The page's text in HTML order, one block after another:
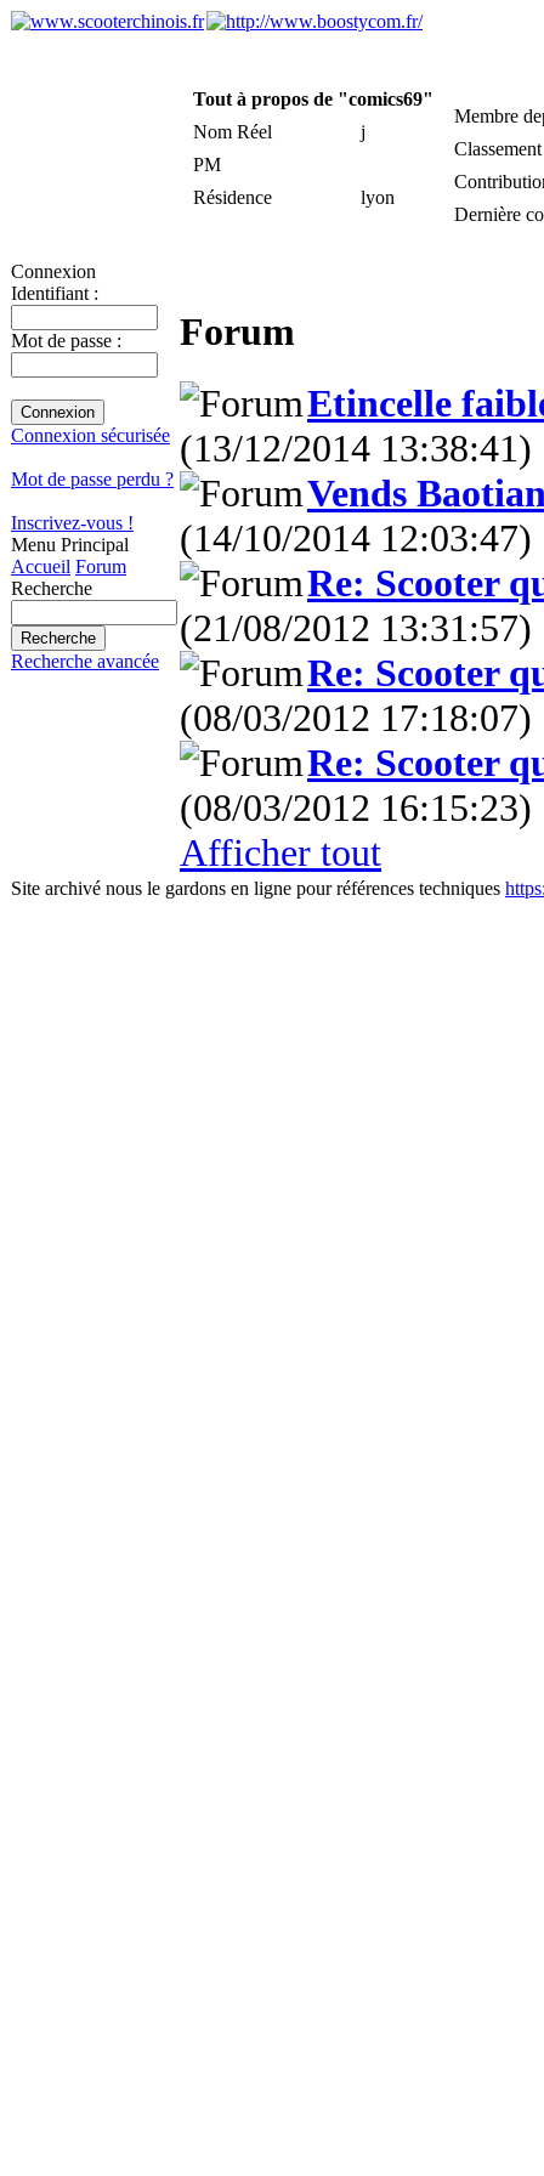
Connexion
Identifiant :
Mot de passe :
Connexion sécurisée
Mot de passe perdu ?
Inscrivez-vous !
Menu Principal
Accueil Forum
Recherche
Recherche avancée
Tout à propos de "comics69"
Nom Réel
j
PM
Résidence
lyon
Membre
Classement
Dernière
Forum
Etincelle
(13/12/2014 13:38:41)
Vends
(14/10/2014 12:03:47)
Re: Scooter
(21/08/2012 13:31:57)
Re: Scooter
(08/03/2012 17:18:07)
Re: Scooter
(08/03/2012 16:15:23)
Afficher tout
Site archivé nous le gardons en ligne pour références techniques